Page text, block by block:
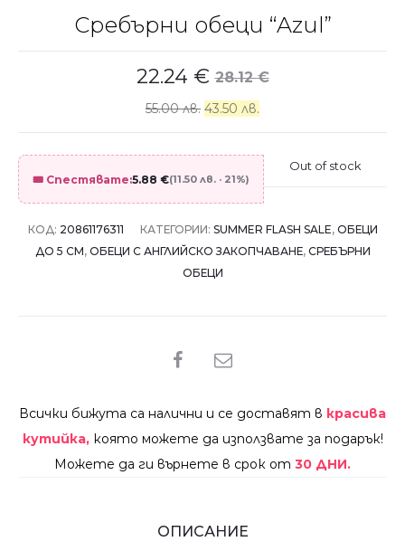
Сребърни обеци “Azul”
28.12€
22.24 €
55.00 лв. 43.50 лв.
🎟️ Спестявате:5.88 €(11.50 лв. · 21%)
Out of stock
КОД: 20861176311 КАТЕГОРИИ: SUMMER FLASH SALE, ОБЕЦИ
ДО 5 СМ, ОБЕЦИ С АНГЛИЙСКО ЗАКОПЧАВАНЕ, СРЕБЪРНИ
ОБЕЦИ
SHARE
Всички бижута са налични и се доставят в красива
кутийка, която можете да използвате за подарък!
Можете да ги върнете в срок от 30 ДНИ.
ОПИСАНИЕ